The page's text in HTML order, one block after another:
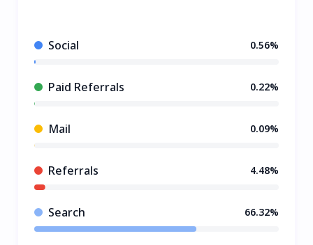
Social 0.56%
Paid Referrals 0.22%
Mail 0.09%
Referrals 4.48%
Search 66.32%